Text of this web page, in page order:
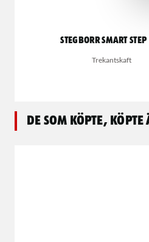
Stegborr Smart Step
Trekantskaft
De som köpte, köpte